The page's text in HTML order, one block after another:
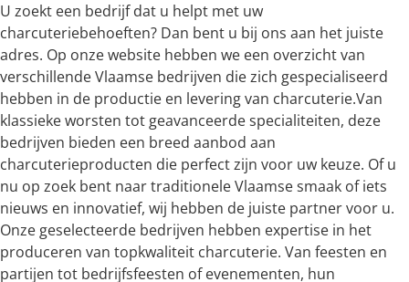
U zoekt een bedrijf dat u helpt met uw
charcuteriebehoeften? Dan bent u bij ons aan het juiste
adres. Op onze website hebben we een overzicht van
verschillende Vlaamse bedrijven die zich gespecialiseerd
hebben in de productie en levering van charcuterie.Van
klassieke worsten tot geavanceerde specialiteiten, deze
bedrijven bieden een breed aanbod aan
charcuterieproducten die perfect zijn voor uw keuze. Of u
nu op zoek bent naar traditionele Vlaamse smaak of iets
nieuws en innovatief, wij hebben de juiste partner voor u.
Onze geselecteerde bedrijven hebben expertise in het
produceren van topkwaliteit charcuterie. Van feesten en
partijen tot bedrijfsfeesten of evenementen, hun